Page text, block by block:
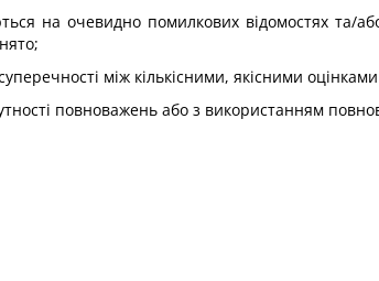
на очевидно помилкових відомостях
між кількісними, якісними
повноважень або з використанням